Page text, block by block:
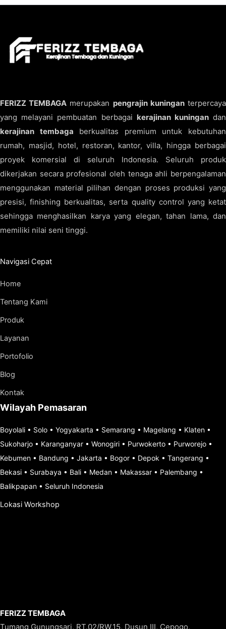
FERIZZ TEMBAGA merupakan pengrajin kuninganterpercaya
yang melayani pembuatan berbagai kerajinan kuningandan
kerajinan tembaga berkualitas premium untuk kebutuhan
rumah, masjid, hotel, restoran, kantor, villa, hingga berbagai
proyek komersial di seluruh Indonesia. Seluruh produk
dikerjakan secara profesional oleh tenaga ahli berpengalaman
menggunakan material pilihan dengan proses produksi yang
presisi, finishing berkualitas, serta quality control yang ketat
sehingga menghasilkan karya yang elegan, tahan lama, dan
memiliki nilai seni tinggi.
Navigasi Cepat
Home
Tentang Kami
Produk
Layanan
Portofolio
Blog
Kontak
Wilayah Pemasaran
Boyolali • Solo • Yogyakarta • Semarang • Magelang • Klaten •
Sukoharjo • Karanganyar • Wonogiri • Purwokerto • Purworejo •
Kebumen • Bandung • Jakarta • Bogor • Depok • Tangerang •
Bekasi • Surabaya • Bali • Medan • Makassar • Palembang •
Balikpapan • Seluruh Indonesia
Lokasi Workshop
FERIZZ TEMBAGA
Tumang Gunungsari, RT.02/RW.15, Dusun III, Cepogo,